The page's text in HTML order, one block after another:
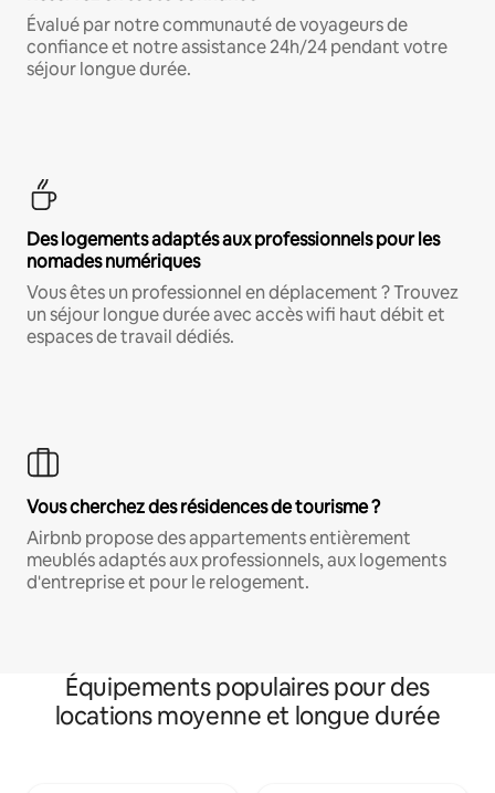
Évalué par notre communauté de voyageurs de
confiance et notre assistance 24h/24 pendant votre
séjour longue durée.
Des logements adaptés aux professionnels pour les
nomades numériques
Vous êtes un professionnel en déplacement ? Trouvez
un séjour longue durée avec accès wifi haut débit et
espaces de travail dédiés.
Vous cherchez des résidences de tourisme ?
Airbnb propose des appartements entièrement
meublés adaptés aux professionnels, aux logements
d'entreprise et pour le relogement.
Équipements populaires pour des
locations moyenne et longue durée